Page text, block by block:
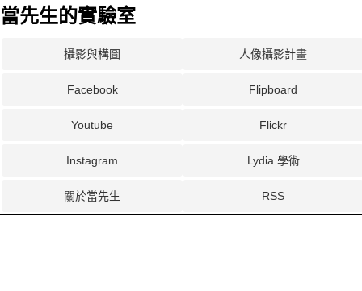
當先生的實驗室
攝影與構圖 人像攝影計畫
Facebook Flipboard
Youtube Flickr
Instagram Lydia 學術
關於當先生 RSS